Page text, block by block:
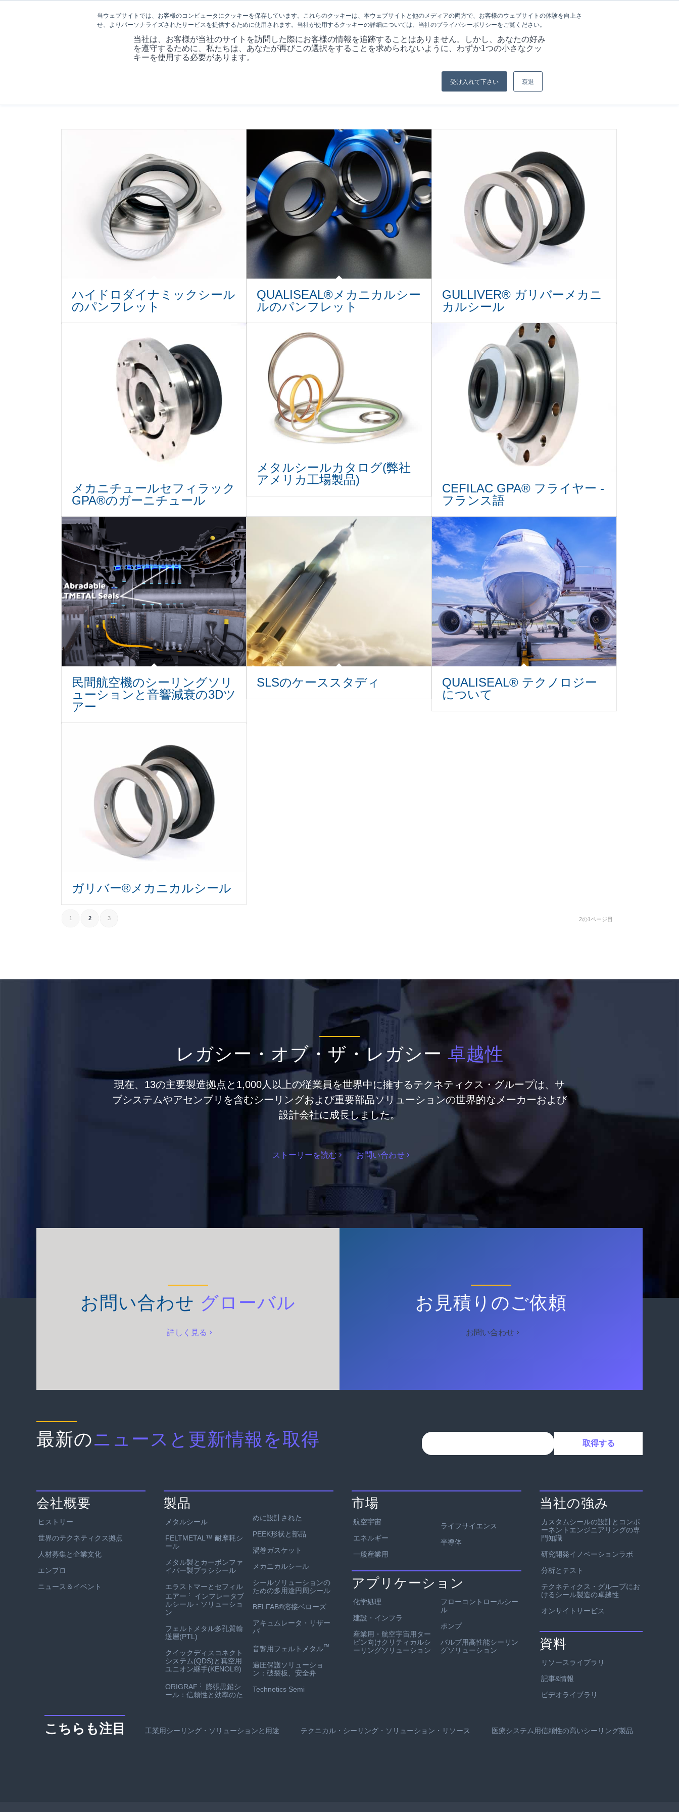
当ウェブサイトでは、お客様のコンピュータにクッキーを保存しています。これらのクッキーは、本ウェブサイトと他のメディアの両方で、お客様のウェブサイトの体験を向上さ
せ、よりパーソナライズされたサービスを提供するために使用されます。当社が使用するクッキーの詳細については、当社のプライバシーポリシーをご覧ください。
当社は、お客様が当社のサイトを訪問した際にお客様の情報を追跡することはありません。しかし、あなたの好み
を遵守するために、私たちは、あなたが再びこの選択をすることを求められないように、わずか1つの小さなクッ
キーを使用する必要があります。
受け入れて下さい 衰退
会社概要 製品 MARKET アプリケーション 当社の強み
ハイドロダイナミックシール
のパンフレット
QUALISEAL®メカニカルシー
ルのパンフレット
GULLIVER® ガリバーメカニ
カルシール
メカニチュールセフィラック
GPA®のガーニチュール
メタルシールカタログ(弊社
アメリカ工場製品)
CEFILAC GPA® フライヤー -
フランス語
民間航空機のシーリングソリ
ューションと音響減衰の3Dツ
アー
SLSのケーススタディ
QUALISEAL® テクノロジー
について
ガリバー®メカニカルシール
2の1ページ目
1 2 3
レガシー・オブ・ザ・レガシー 卓越性
現在、13の主要製造拠点と1,000人以上の従業員を世界中に擁するテクネティクス・グループは、サ
ブシステムやアセンブリを含むシーリングおよび重要部品ソリューションの世界的なメーカーおよび
設計会社に成長しました。
ストーリーを読む お問い合わせ
お問い合わせ グローバル
詳しく見る
お見積りのご依頼
お問い合わせ
最新のニュースと更新情報を取得
会社概要
ヒストリー
世界のテクネティクス拠点
人材募集と企業文化
エンプロ
ニュース＆イベント
製品
メタルシール
FELTMETAL™ 耐摩耗シ
ール
メタル製とカーボンファ
イバー製ブラシシール
エラストマーとセフィル
エアー ：
インフレータブ
ルシール・ソリューショ
ン
フェルトメタル多孔質輸
送層(PTL)
クイックディスコネクト
システム(QDS)と真空用
ユニオン継手(KENOL®)
ORIGRAF ：
膨張黒鉛シ
ール：信頼性と効率のた
めに設計された
PEEK形状と部品
渦巻ガスケット
メカニカルシール
シールソリューションの
ための多用途円周シール
BELFAB®溶接ベローズ
アキュムレータ・リザー
バ
音響用フェルトメタル™
過圧保護ソリューショ
ン：破裂板、安全弁
Technetics Semi
市場
航空宇宙
エネルギー
一般産業用
ライフサイエンス
半導体
アプリケーション
化学処理
建設・インフラ
産業用・航空宇宙用ター
ビン向けクリティカルシ
ーリングソリューション
フローコントロールシー
ル
ポンプ
バルブ用高性能シーリン
グソリューション
当社の強み
カスタムシールの設計とコンポ
ーネントエンジニアリングの専
門知識
研究開発イノベーションラボ
分析とテスト
テクネティクス・グループにお
けるシール製造の卓越性
オンサイトサービス
資料
リソースライブラリ
記事&情報
ビデオライブラリ
こちらも注目 工業用シーリング・ソリューションと用途 テクニカル・シーリング・ソリューション・リソース 医療システム用信頼性の高いシーリング製品